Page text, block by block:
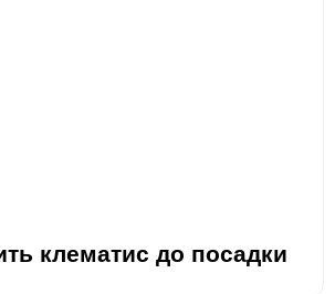
клематис до посадки